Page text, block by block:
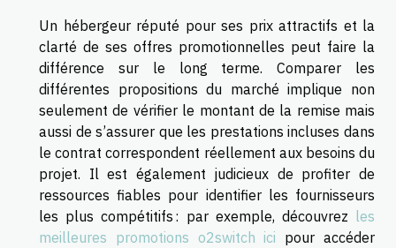
Un hébergeur réputé pour ses prix attractifs et la
clarté de ses offres promotionnelles peut faire la
différence sur le long terme. Comparer les
différentes propositions du marché implique non
seulement de vérifier le montant de la remise mais
aussi de s’assurer que les prestations incluses dans
le contrat correspondent réellement aux besoins du
projet. Il est également judicieux de profiter de
ressources fiables pour identifier les fournisseurs
les plus compétitifs : par exemple, découvrez les
meilleures promotions o2switch ici pour accéder